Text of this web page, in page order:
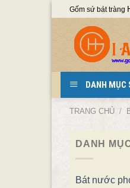
Skip
content
Gốm sứ bát tràng
DANH MỤC
TRANG CHỦ /
DANH
Bát nước